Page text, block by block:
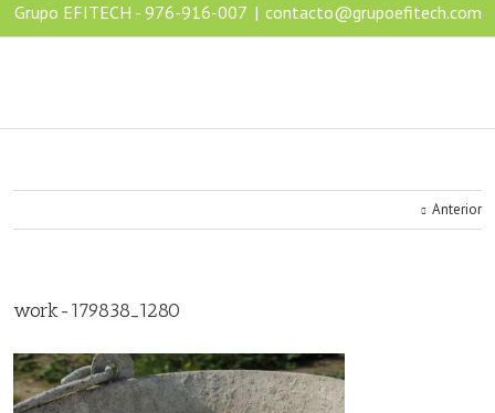
Grupo EFITECH - 976-916-007 | contacto@grupoefitech.com
Anterior
work-179838_1280